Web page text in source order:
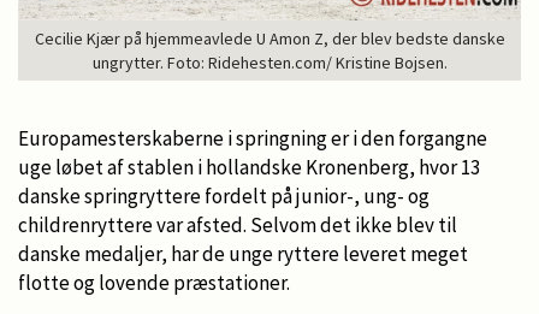
Cecilie Kjær på hjemmeavlede U Amon Z, der blev bedste danske
ungrytter. Foto: Ridehesten.com/ Kristine Bojsen.
Europamesterskaberne i springning er i den forgangne
uge løbet af stablen i hollandske Kronenberg, hvor 13
danske springryttere fordelt på junior-, ung- og
childrenryttere var afsted. Selvom det ikke blev til
danske medaljer, har de unge ryttere leveret meget
flotte og lovende præstationer.